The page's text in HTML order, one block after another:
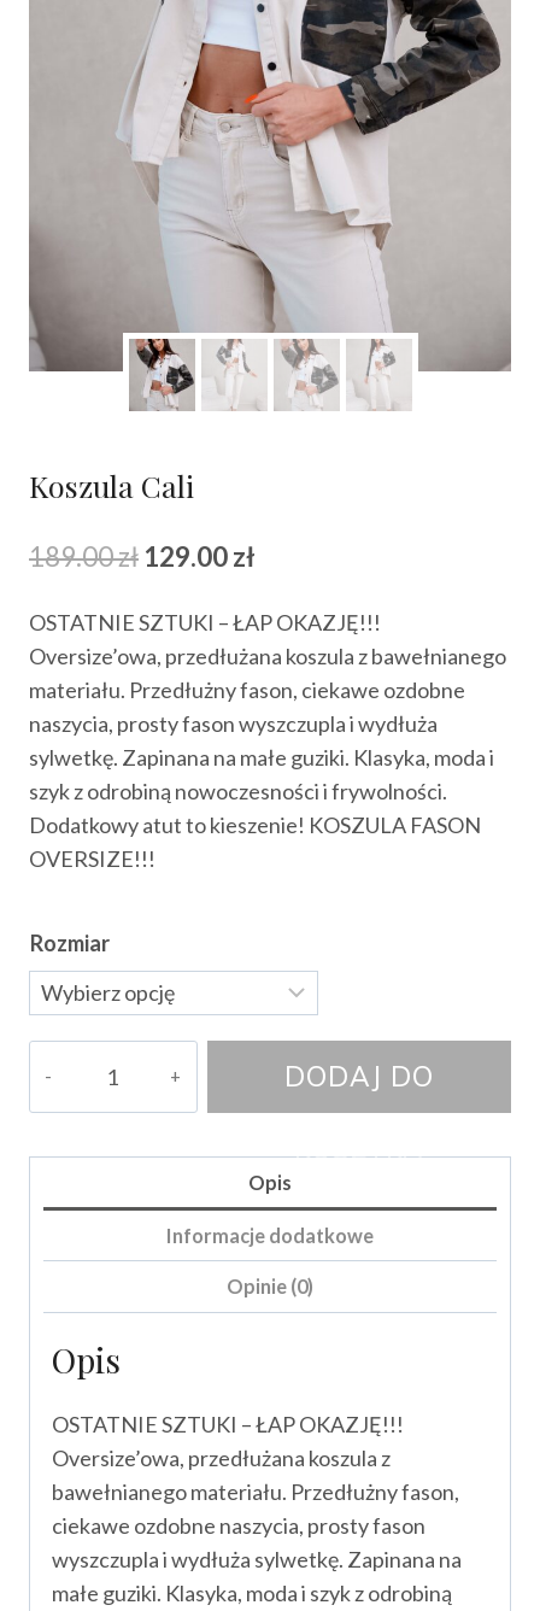
Koszula Cali
189.00zł Pierwotna
wynosiła:
189.00 zł.
129.00zł
wynosi:
129.00 zł.
OSTATNIE SZTUKI – ŁAP OKAZJĘ!!!
Oversize’owa, przedłużana koszula z bawełnianego
materiału. Przedłużny fason, ciekawe ozdobne
naszycia, prosty fason wyszczupla i wydłuża
sylwetkę. Zapinana na małe guziki. Klasyka, moda i
szyk z odrobiną nowoczesności i frywolności.
Dodatkowy atut to kieszenie! KOSZULA FASON
OVERSIZE!!!
Rozmiar
DODAJ DO
KOSZYKA
Opis
Informacje dodatkowe
Opinie (0)
Opis
OSTATNIE SZTUKI – ŁAP OKAZJĘ!!!
Oversize’owa, przedłużana koszula z
bawełnianego materiału. Przedłużny fason,
ciekawe ozdobne naszycia, prosty fason
wyszczupla i wydłuża sylwetkę. Zapinana na
małe guziki. Klasyka, moda i szyk z odrobiną